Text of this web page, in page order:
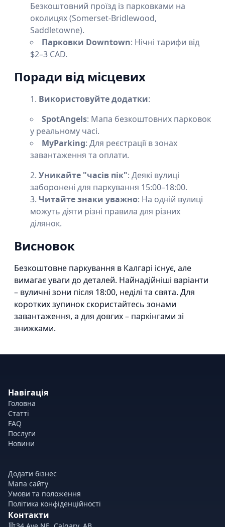
Безкоштовний проїзд із парковками на
околицях (Somerset-Bridlewood,
Saddletowne).
Парковки Downtown: Нічні тарифи від
$2–3 CAD.
Поради від місцевих
Використовуйте додатки:
SpotAngels: Мапа безкоштовних парковок
у реальному часі.
MyParking: Для реєстрації в зонах
завантаження та оплати.
Уникайте "часів пік": Деякі вулиці
заборонені для паркування 15:00–18:00.
Читайте знаки уважно: На одній вулиці
можуть діяти різні правила для різних
ділянок.
Висновок
Безкоштовне паркування в Калгарі існує, але
вимагає уваги до деталей. Найнадійніші варіанти
– вуличні зони після 18:00, неділі та свята. Для
коротких зупинок скористайтесь зонами
завантаження, а для довгих – паркінгами зі
знижками.
Навігація
Головна
Статті
FAQ
Послуги
Новини
Додати бізнес
Мапа сайту
Умови та положення
Політика конфіденційності
Контакти